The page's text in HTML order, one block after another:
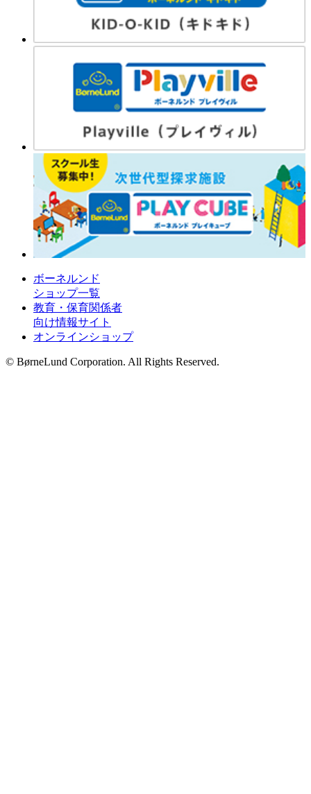
ボーネルンド
ショップ一覧
教育・保育関係者
向け情報サイト
オンラインショップ
© BørneLund Corporation. All Rights Reserved.